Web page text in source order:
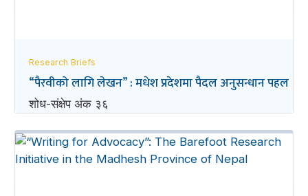
Research Briefs
“पैरवीको लागि लेखन” : मधेश प्रदेशमा पैदल अनुसन्धान पहल
शोध-संक्षेप अंक ३६